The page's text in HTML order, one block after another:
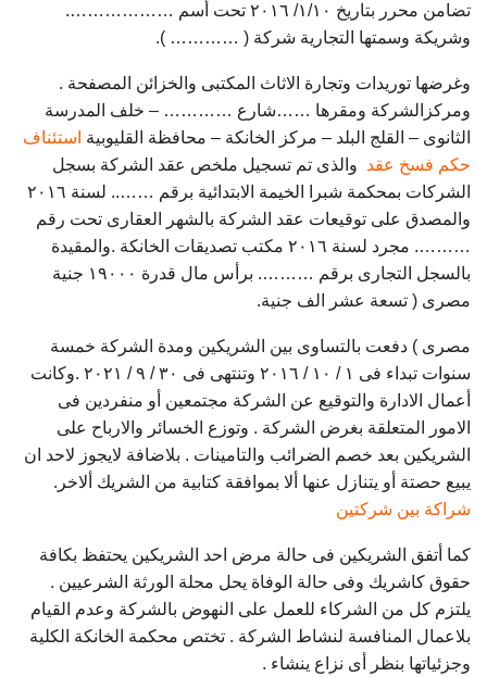
تضامن محرر بتاريخ ۱/۱۰/ ۲۰۱٦ تحت أسم ……………….
وشريكة وسمتها التجارية شركة ( ………… ).
وغرضها توريدات وتجارة الاثاث المكتبى والخزائن المصفحة .
ومركزالشركة ومقرها ……شارع ………… – خلف المدرسة
الثانوى – القلج البلد – مركز الخانكة – محافظة القليوبية استئناف
حكم فسخ عقد والذى تم تسجيل ملخص عقد الشركة بسجل
الشركات بمحكمة شبرا الخيمة الابتدائية برقم …….. لسنة ۲۰۱٦
والمصدق على توقيعات عقد الشركة بالشهر العقارى تحت رقم
………. مجرد لسنة ۲۰۱٦ مكتب تصديقات الخانكة .والمقيدة
بالسجل التجارى برقم ………. برأس مال قدرة ۱۹۰۰۰ جنية
مصرى ( تسعة عشر الف جنية.
مصرى ) دفعت بالتساوى بين الشريكين ومدة الشركة خمسة
سنوات تبداء فى ۱ / ۱۰ / ۲۰۱٦ وتنتهى فى ۳۰ / ۹ / ۲۰۲۱ .وكانت
أعمال الادارة والتوقيع عن الشركة مجتمعين أو منفردين فى
الامور المتعلقة بغرض الشركة . وتوزع الخسائر والارباح على
الشريكين بعد خصم الضرائب والتامينات . بلاضافة لايجوز لاحد ان
يبيع حصتة أو يتنازل عنها ألا بموافقة كتابية من الشريك ألاخر.
شراكة بين شركتين
كما أتفق الشريكين فى حالة مرض احد الشريكين يحتفظ بكافة
حقوق كاشريك وفى حالة الوفاة يحل محلة الورثة الشرعيين .
يلتزم كل من الشركاء للعمل على النهوض بالشركة وعدم القيام
بلاعمال المنافسة لنشاط الشركة . تختص محكمة الخانكة الكلية
وجزئياتها بنظر أى نزاع ينشاء .